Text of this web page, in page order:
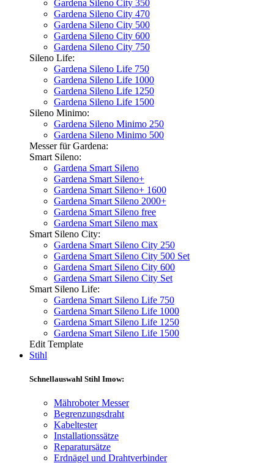
Gardena Sileno City 350
Gardena Sileno City 470
Gardena Sileno City 500
Gardena Sileno City 600
Gardena Sileno City 750
Sileno Life:
Gardena Sileno Life 750
Gardena Sileno Life 1000
Gardena Sileno Life 1250
Gardena Sileno Life 1500
Sileno Minimo:
Gardena Sileno Minimo 250
Gardena Sileno Minimo 500
Messer für Gardena:
Smart Sileno:
Gardena Smart Sileno
Gardena Smart Sileno+
Gardena Smart Sileno+ 1600
Gardena Smart Sileno 2000+
Gardena Smart Sileno free
Gardena Smart Sileno max
Smart Sileno City:
Gardena Smart Sileno City 250
Gardena Smart Sileno City 500 Set
Gardena Smart Sileno City 600
Gardena Smart Sileno City Set
Smart Sileno Life:
Gardena Smart Sileno Life 750
Gardena Smart Sileno Life 1000
Gardena Smart Sileno Life 1250
Gardena Smart Sileno Life 1500
Edit Template
Stihl
Schnellauswahl Stihl Imow:
Mähroboter Messer
Begrenzungsdraht
Kabeltester
Installationssätze
Reparatursätze
Erdnägel und Drahtverbinder